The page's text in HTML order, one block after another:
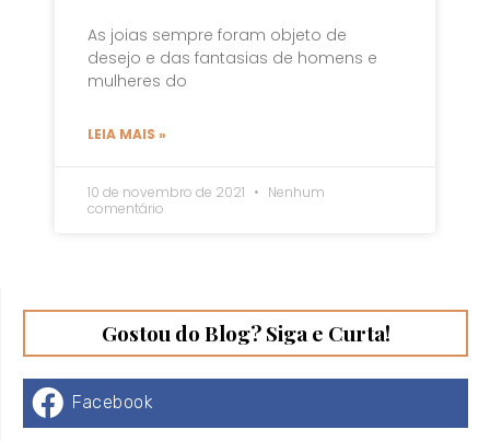
As joias sempre foram objeto de
desejo e das fantasias de homens e
mulheres do
LEIA MAIS »
10 de novembro de 2021
Nenhum
comentário
Gostou do Blog? Siga e Curta!
Facebook